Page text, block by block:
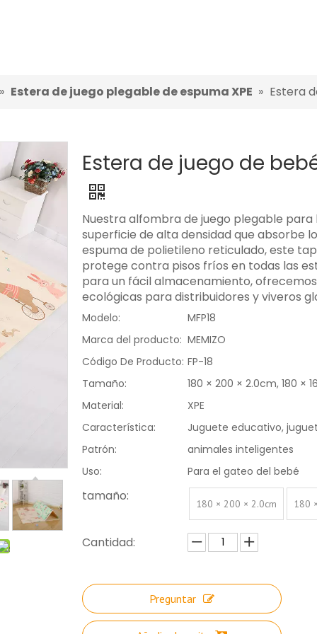
» Estera de juego plegable de espuma XPE » Estera
Estera de juego de
Nuestra alfombra de juego plegable
superficie de alta densidad que absorbe
espuma de polietileno reticulado, este
protege contra pisos fríos en todas las
para un fácil almacenamiento,
ecológicas para distribuidores y viveros
Modelo:
MFP18
Marca del producto: MEMIZO
Código De Producto: FP-18
Tamaño:
180 × 200 × 2.0cm, 180 ×
Material:
XPE
Característica:
Juguete educativo,
Patrón:
animales inteligentes
Uso:
Para el gateo del bebé
tamaño: 180 × 200 × 2.0cm 180
Cantidad:
Preguntar